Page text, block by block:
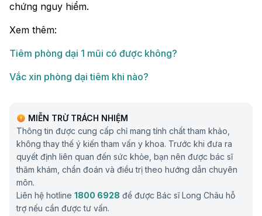
chứng nguy hiểm.
Xem thêm:
Tiêm phòng dại 1 mũi có được không?
Vắc xin phòng dại tiêm khi nào?
MIỄN TRỪ TRÁCH NHIỆM
Thông tin được cung cấp chỉ mang tính chất tham khảo,
không thay thế ý kiến tham vấn y khoa. Trước khi đưa ra
quyết định liên quan đến sức khỏe, bạn nên được bác sĩ
thăm khám, chẩn đoán và điều trị theo hướng dẫn chuyên
môn.
Liên hệ hotline 1800 6928 để được Bác sĩ Long Châu hỗ
trợ nếu cần được tư vấn.